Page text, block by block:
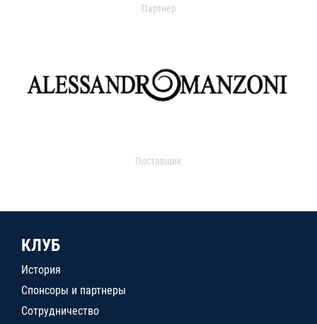
Партнер
Поставщик
КЛУБ
История
Спонсоры и партнеры
Сотрудничество